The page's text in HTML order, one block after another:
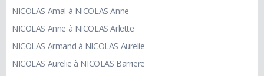
NICOLAS Amal à NICOLAS Anne
NICOLAS Anne à NICOLAS Arlette
NICOLAS Armand à NICOLAS Aurelie
NICOLAS Aurelie à NICOLAS Barriere